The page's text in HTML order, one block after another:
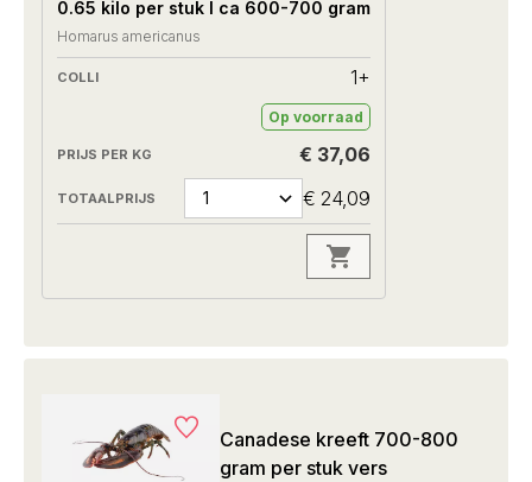
0.65 kilo per stuk I ca 600-700 gram
Homarus americanus
1+
Op voorraad
€ 37,06
€ 24,09
Canadese kreeft 700-800
gram per stuk vers